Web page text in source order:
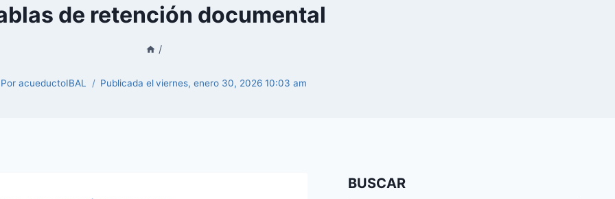
de retención documental
/
Por acueductoIBAL Publicada el viernes, enero 30, 2026 10:03 am
BUSCAR